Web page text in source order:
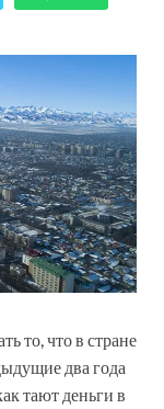
то, что в стране
два года
тают деньги в